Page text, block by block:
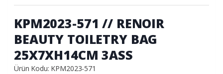
KPM2023-571 // RENOIR
BEAUTY TOILETRY BAG
25X7XH14CM 3ASS
Ürün Kodu: KPM2023-571